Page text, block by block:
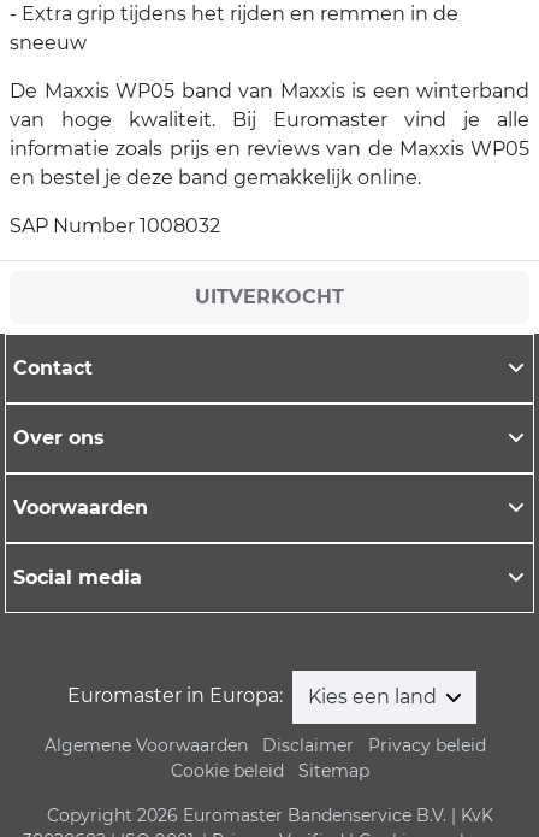
- Extra grip tijdens het rijden en remmen in de
sneeuw
De Maxxis WP05 band van Maxxis is een winterband
van hoge kwaliteit. Bij Euromaster vind je alle
informatie zoals prijs en reviews van de Maxxis WP05
en bestel je deze band gemakkelijk online.
SAP Number 1008032
UITVERKOCHT
Contact
Over ons
Voorwaarden
Social media
Euromaster in Europa: Kies een land
Algemene Voorwaarden Disclaimer
Privacy beleid
Cookie beleid
Sitemap
Copyright 2026 Euromaster Bandenservice B.V. | KvK